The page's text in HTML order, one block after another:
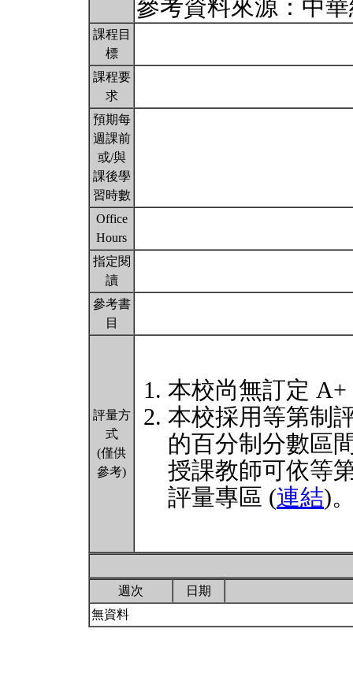
參考資料來源：中
課程目
標
課程要
求
預期每
週課前
或/與
課後學
習時數
Office
Hours
指定閱
讀
參考書
目
評量方
式
(僅供
參考)
本校尚無訂定
本校採用等第制
的百分制分數區
授課教師可依等
評量專區 (連結)
週次
日期
無資料